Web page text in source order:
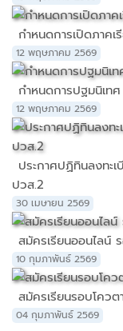
กำหนดการเปิดภาค
12 พฤษภาคม 2569
กำหนดการปฐมนิเท
12 พฤษภาคม 2569
ประกาศปฏิทินลงทะ
ปวส.2
30 เมษายน 2569
สมัครเรียนออนไลน์
10 กุมภาพันธ์ 2569
สมัครเรียนรอบโคว
04 กุมภาพันธ์ 2569